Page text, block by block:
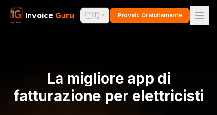
Invoice Guru 🇮🇹 Provalo Gratuitamente
La migliore app di
fatturazione per elettricisti